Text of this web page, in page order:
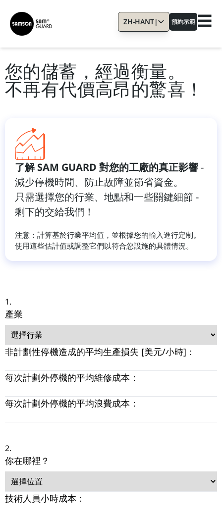
ZH-HANT| 預約示範 ☰
您的儲蓄，經過衡量。
不再有代價高昂的驚喜！
了解 SAM GUARD 對您的工廠的真正影響-
減少停機時間、防止故障並節省資金。
只需選擇您的行業、地點和一些關鍵細節 -
剩下的交給我們！
注意：計算基於行業平均值，並根據您的輸入進行定制。
使用這些估計值或調整它們以符合您設施的具體情況。
1.
產業
非計劃性停機造成的平均生產損失 [美元/小時]：
每次計劃外停機的平均維修成本：
每次計劃外停機的平均浪費成本：
2.
你在哪裡？
技術人員小時成本：